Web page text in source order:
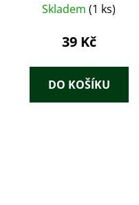
Skladem (1 ks)
39 Kč
DO KOŠÍKU